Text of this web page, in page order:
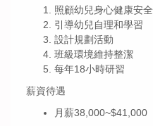
照顧幼兒身心健康安全
引導幼兒自理和學習
設計規劃活動
班級環境維持整潔
每年18小時研習
薪資待遇
月薪38,000~$41,000